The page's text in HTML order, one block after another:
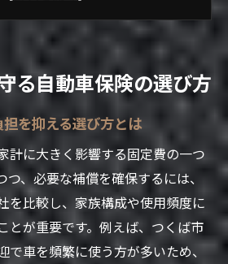
選びで失敗しない注意点
選びに迷ったら読むべきポイン
社の信頼性を見極める方法
社比較で重視すべき視点
サポート体制を徹底チェック
した自動車保険会社選び
社の事故対応力の確認ポイン
る自動車保険の選び方
を抑える選び方とは
計に大きく影響する固定費の一つ
つ、必要な補償を確保するには、
を比較し、家族構成や使用頻度に
とが重要です。例えば、つくば市
で車を頻繁に使う方が多いため、